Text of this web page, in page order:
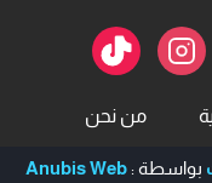
من نحن
بواسطة :Anubis Web